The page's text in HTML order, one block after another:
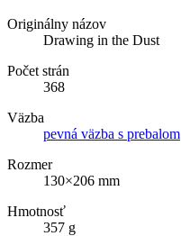
Originálny názov
Drawing in the Dust
Počet strán
368
Väzba
pevná väzba s prebalom
Rozmer
130×206 mm
Hmotnosť
357 g